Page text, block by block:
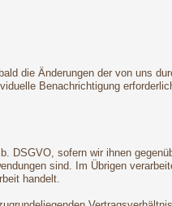
die Änderungen der von uns
Benachrichtigung
DSGVO, sofern wir ihnen
sind. Im Übrigen
handelt.